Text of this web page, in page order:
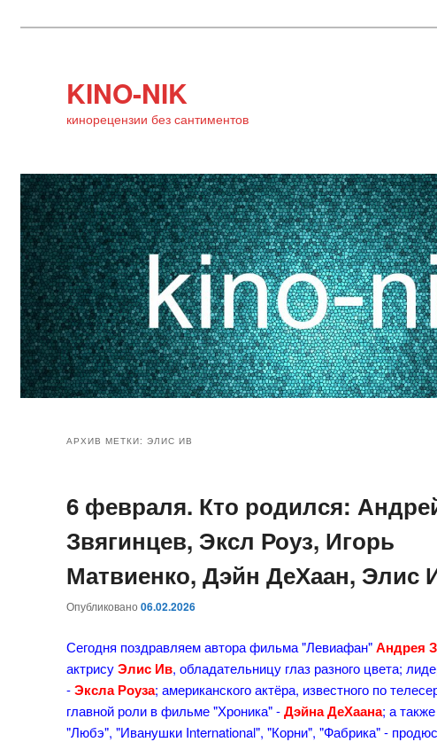
KINO-NIK
кинорецензии без сантиментов
основному
содержимому
дополнительному
содержимому
АРХИВ МЕТКИ:ЭЛИС ИВ
6 февраля. Кто родился:
Звягинцев, Эксл Роуз, Игорь
Матвиенко, Дэйн ДеХаан, Элис
Опубликовано06.02.2026
Сегодня поздравляем автора фильма "Левиафан"Андрея
актрисуЭлис Ив, обладательницу глаз разного цвета;
-Эксла Роуза; американского актёра, известного по
главной роли в фильме "Хроника" -Дэйна ДеХаана; а
"Любэ", "Иванушки International", "Корни", "Фабрика" -